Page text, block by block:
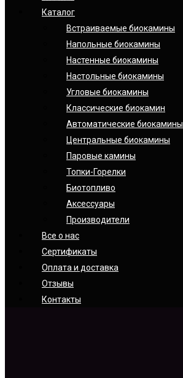
Каталог
Встраиваемые биокамины
Напольные биокамины
Настенные биокамины
Настoльные биокамины
Угловые биокамины
Классические биокамин
Автоматические биокамины
Центральные биокамины
Паровые камины
Топки-Горелки
Биотопливо
Аксессуары
Производители
Все о нас
Сертификаты
Оплата и доставка
Отзывы
Контакты